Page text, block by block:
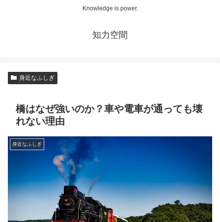
Knowledge is power.
知力空間
身近なふしぎ
橋はなぜ強いのか？車や電車が通っても壊
れない理由
身近なふしぎ